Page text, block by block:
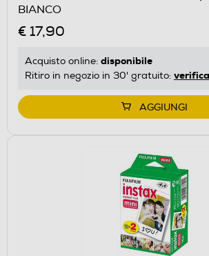
BIANCO
€ 17,90
Acquisto online: disponibile
Ritiro in negozio in 30' gratuito: verifica
AGGIUNGI